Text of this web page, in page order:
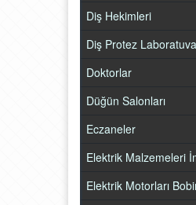
Diş Hekimleri
Diş Protez
Doktorlar
Düğün Salonları
Eczaneler
Elektrik Malzemeleri
Elektrik Motorları